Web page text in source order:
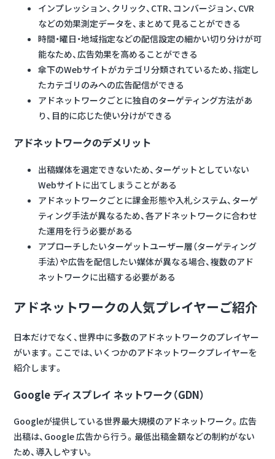
インプレッション、クリック、CTR、コンバージョン、CVR
などの効果測定データを、まとめて見ることができる
時間・曜日・地域指定などの配信設定の細かい切り分けが可
能なため、広告効果を高めることができる
傘下のWebサイトがカテゴリ分類されているため、指定し
たカテゴリのみへの広告配信ができる
アドネットワークごとに独自のターゲティング方法があ
り、目的に応じた使い分けができる
アドネットワークのデメリット
出稿媒体を選定できないため、ターゲットとしていない
Webサイトに出てしまうことがある
アドネットワークごとに課金形態や入札システム、ターゲ
ティング手法が異なるため、各アドネットワークに合わせ
た運用を行う必要がある
アプローチしたいターゲットユーザー層（ターゲティング
手法）や広告を配信したい媒体が異なる場合、複数のアド
ネットワークに出稿する必要がある
アドネットワークの人気プレイヤーご紹介
日本だけでなく、世界中に多数のアドネットワークのプレイヤー
がいます。ここでは、いくつかのアドネットワークプレイヤーを
紹介します。
Google ディスプレイ ネットワーク（GDN）
Googleが提供している世界最大規模のアドネットワーク。広告
出稿は、Google 広告から行う。最低出稿金額などの制約がない
ため、導入しやすい。